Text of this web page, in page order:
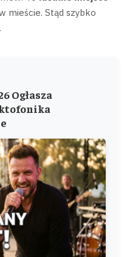
mieście. Stąd szybko
.
Ogłasza